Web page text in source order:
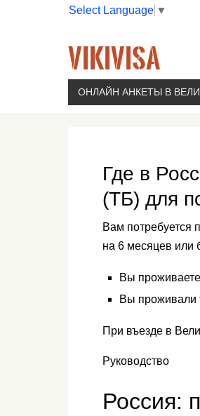
Select Language ▼
VIKIVISA
Г. МОСКВА, 2-Й
ОНЛАЙН АНКЕТЫ В
Где в
(ТБ) для
Вам потребуется
на 6 месяцев или
Вы
Вы проживали
При въезде в
Руководство
Россия: